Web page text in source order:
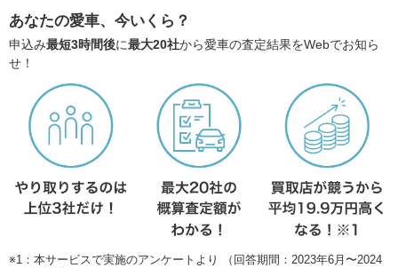
あなたの愛車、今いくら？
申込み最短3時間後に最大20社から愛車の査定結果をWebでお知ら
せ！
※1：本サービスで実施のアンケートより （回答期間：2023年6月〜2024